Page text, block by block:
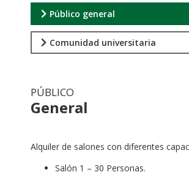
Público general
Comunidad universitaria
PÚBLICO
General
Alquiler de salones con diferentes
Salón 1 – 30 Personas.